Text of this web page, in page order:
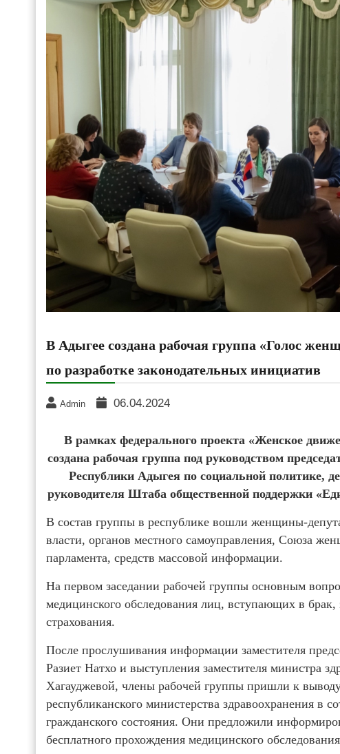
В Адыгее создана рабочая группа «Голос
по разработке законодательных инициатив
Admin 06.04.2024
В рамках федерального проекта «Женское
создана рабочая группа под руководством
Республики Адыгея по социальной политике,
руководителя Штаба общественной поддержки
В состав группы в республике вошли женщины-
власти, органов местного самоуправления, Союза
парламента, средств массовой информации.
На первом заседании рабочей группы основным
медицинского обследования лиц, вступающих в брак,
страхования.
После прослушивания информации заместителя
Разиет Натхо и выступления заместителя министра
Хагауджевой, члены рабочей группы пришли к
республиканского министерства здравоохранения в
гражданского состояния. Они предложили
бесплатного прохождения медицинского